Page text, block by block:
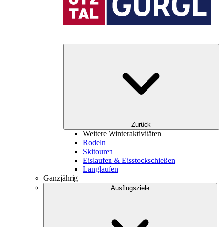
Zurück
Weitere Winteraktivitäten
Rodeln
Skitouren
Eislaufen & Eisstockschießen
Langlaufen
Ganzjährig
Ausflugsziele